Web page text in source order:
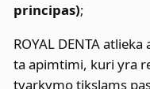
principas);
ROYAL DENTA
ta apimtimi, kuri yra
tvarkymo tikslams